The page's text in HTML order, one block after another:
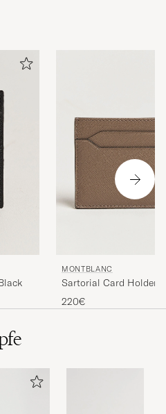
sollte.
MONTBLANC
Sartorial Card Holder
220€